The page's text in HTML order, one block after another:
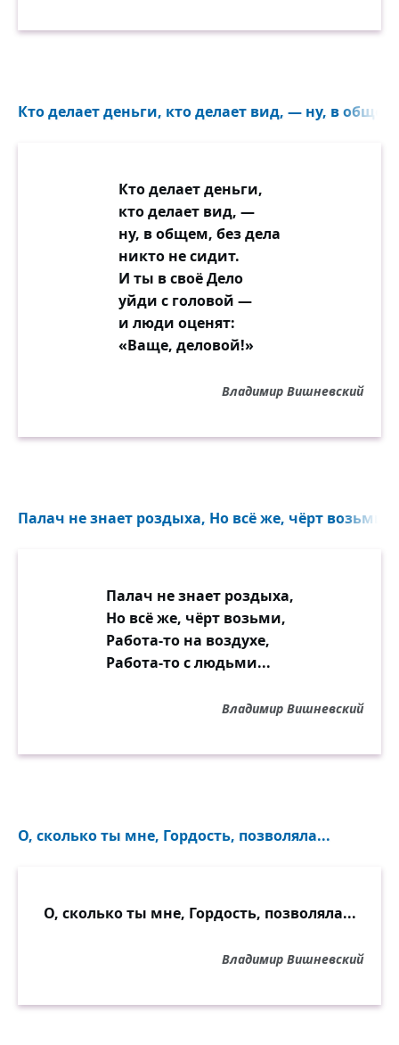
Кто делает деньги, кто делает вид, — ну, в
Кто делает деньги,
кто делает вид, —
ну, в общем, без дела
никто не сидит.
И ты в своё Дело
уйди с головой —
и люди оценят:
«Ваще, деловой!»
Владимир Вишневский
Палач не знает роздыха, Но всё же, чёрт возьми...
Палач не знает роздыха,
Но всё же, чёрт возьми,
Работа-то на воздухе,
Работа-то с людьми...
Владимир Вишневский
О, сколько ты мне, Гордость, позволяла...
О, сколько ты мне, Гордость, позволяла...
Владимир Вишневский